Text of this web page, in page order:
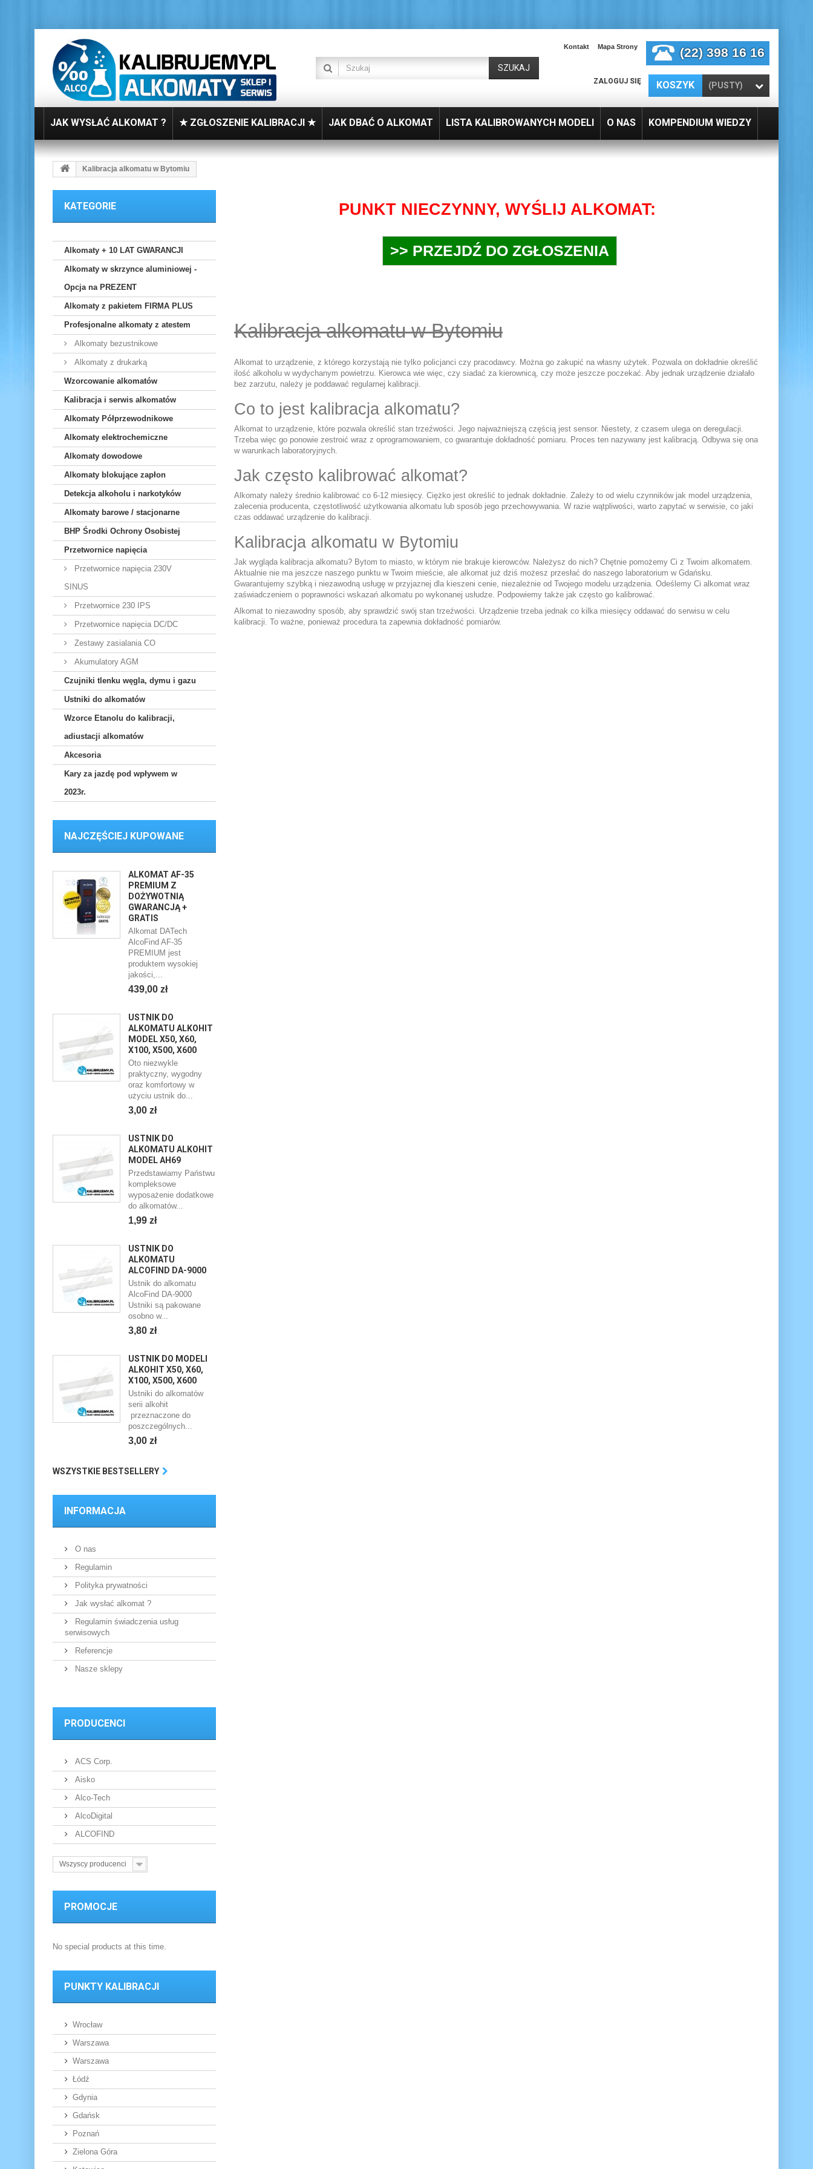
Kontakt Mapa Strony (22) 398 16 16
KOSZYK (PUSTY)
ZALOGUJ SIĘ
SZUKAJ
JAK WYSŁAĆ ALKOMAT ? ★ ZGŁOSZENIE KALIBRACJI ★ JAK DBAĆ O ALKOMAT LISTA KALIBROWANYCH MODELI O NAS KOMPENDIUM WIEDZY
Kalibracja alkomatu w Bytomiu
KATEGORIE
Alkomaty + 10 LAT GWARANCJI
Alkomaty w skrzynce aluminiowej -
Opcja na PREZENT
Alkomaty z pakietem FIRMA PLUS
Profesjonalne alkomaty z atestem
Alkomaty bezustnikowe
Alkomaty z drukarką
Wzorcowanie alkomatów
Kalibracja i serwis alkomatów
Alkomaty Półprzewodnikowe
Alkomaty elektrochemiczne
Alkomaty dowodowe
Alkomaty blokujące zapłon
Detekcja alkoholu i narkotyków
Alkomaty barowe / stacjonarne
BHP Środki Ochrony Osobistej
Przetwornice napięcia
Przetwornice napięcia 230V
SINUS
Przetwornice 230 IPS
Przetwornice napięcia DC/DC
Zestawy zasialania CO
Akumulatory AGM
Czujniki tlenku węgla, dymu i gazu
Ustniki do alkomatów
Wzorce Etanolu do kalibracji,
adiustacji alkomatów
Akcesoria
Kary za jazdę pod wpływem w
2023r.
NAJCZĘŚCIEJ KUPOWANE
ALKOMAT AF-35
PREMIUM Z
DOŻYWOTNIĄ
GWARANCJĄ +
GRATIS
Alkomat DATech
AlcoFind AF-35
PREMIUM jest
produktem wysokiej
jakości,...
439,00 zł
USTNIK DO
ALKOMATU ALKOHIT
MODEL X50, X60,
X100, X500, X600
Oto niezwykle
praktyczny, wygodny
oraz komfortowy w
użyciu ustnik do...
3,00 zł
USTNIK DO
ALKOMATU ALKOHIT
MODEL AH69
Przedstawiamy Państwu
kompleksowe
wyposażenie dodatkowe
do alkomatów...
1,99 zł
USTNIK DO
ALKOMATU
ALCOFIND DA-9000
Ustnik do alkomatu
AlcoFind DA-9000
Ustniki są pakowane
osobno w...
3,80 zł
USTNIK DO MODELI
ALKOHIT X50, X60,
X100, X500, X600
Ustniki do alkomatów
serii alkohit
przeznaczone do
poszczególnych...
3,00 zł
WSZYSTKIE BESTSELLERY
INFORMACJA
O nas
Regulamin
Polityka prywatności
Jak wysłać alkomat ?
Regulamin świadczenia usług
serwisowych
Referencje
Nasze sklepy
PRODUCENCI
ACS Corp.
Aisko
Alco-Tech
AlcoDigital
ALCOFIND
Wszyscy producenci
PROMOCJE
No special products at this time.
PUNKTY KALIBRACJI
Wrocław
Warszawa
Warszawa
Łódź
Gdynia
Gdańsk
Poznań
Zielona Góra
PUNKT NIECZYNNY, WYŚLIJ ALKOMAT:
>> PRZEJDŹ DO ZGŁOSZENIA
Kalibracja alkomatu w Bytomiu
Alkomat to urządzenie, z którego korzystają nie tylko policjanci czy pracodawcy. Można go zakupić na własny użytek. Pozwala on dokładnie określić
ilość alkoholu w wydychanym powietrzu. Kierowca wie więc, czy siadać za kierownicą, czy może jeszcze poczekać. Aby jednak urządzenie działało
bez zarzutu, należy je poddawać regularnej kalibracji.
Co to jest kalibracja alkomatu?
Alkomat to urządzenie, które pozwala określić stan trzeźwości. Jego najważniejszą częścią jest sensor. Niestety, z czasem ulega on deregulacji.
Trzeba więc go ponowie zestroić wraz z oprogramowaniem, co gwarantuje dokładność pomiaru. Proces ten nazywany jest kalibracją. Odbywa się ona
w warunkach laboratoryjnych.
Jak często kalibrować alkomat?
Alkomaty należy średnio kalibrować co 6-12 miesięcy. Ciężko jest określić to jednak dokładnie. Zależy to od wielu czynników jak model urządzenia,
zalecenia producenta, częstotliwość użytkowania alkomatu lub sposób jego przechowywania. W razie wątpliwości, warto zapytać w serwisie, co jaki
czas oddawać urządzenie do kalibracji.
Kalibracja alkomatu w Bytomiu
Jak wygląda kalibracja alkomatu? Bytom to miasto, w którym nie brakuje kierowców. Należysz do nich? Chętnie pomożemy Ci z Twoim alkomatem.
Aktualnie nie ma jeszcze naszego punktu w Twoim mieście, ale alkomat już dziś możesz przesłać do naszego laboratorium w Gdańsku.
Gwarantujemy szybką i niezawodną usługę w przyjaznej dla kieszeni cenie, niezależnie od Twojego modelu urządzenia. Odeślemy Ci alkomat wraz
zaświadczeniem o poprawności wskazań alkomatu po wykonanej usłudze. Podpowiemy także jak często go kalibrować.
Alkomat to niezawodny sposób, aby sprawdzić swój stan trzeźwości. Urządzenie trzeba jednak co kilka miesięcy oddawać do serwisu w celu
kalibracji. To ważne, ponieważ procedura ta zapewnia dokładność pomiarów.